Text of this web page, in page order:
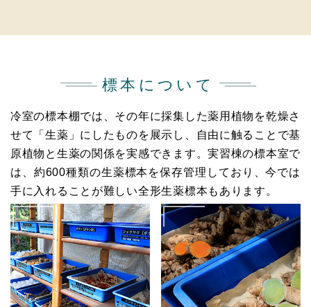
標本について
冷室の標本棚では、その年に採集した薬用植物を乾燥さ
せて「生薬」にしたものを展示し、
自由に触ることで基
原植物と生薬の関係を実感できます。実習棟の標本室で
は、約600種類の生薬標本を保存管理しており、今では
手に入れることが難しい全形生薬標本もあります。